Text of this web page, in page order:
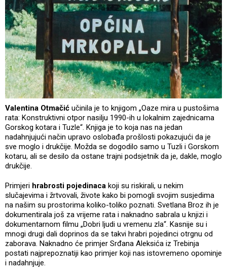
Valentina Otmačić učinila je to knjigom „Oaze mira u pustošima
rata: Konstruktivni otpor nasilju 1990-ih u lokalnim zajednicama
Gorskog kotara i Tuzle“. Knjiga je to koja nas na jedan
nadahnjujući način upravo oslobađa prošlosti pokazujući da je
sve moglo i drukčije. Možda se dogodilo samo u Tuzli i Gorskom
kotaru, ali se desilo da ostane trajni podsjetnik da je, dakle, moglo
drukčije.
Primjeri hrabrosti pojedinaca koji su riskirali, u nekim
slučajevima i žrtvovali, živote kako bi pomogli svojim susjedima
na našim su prostorima koliko-toliko poznati. Svetlana Broz ih je
dokumentirala još za vrijeme rata i naknadno sabrala u knjizi i
dokumentarnom filmu „Dobri ljudi u vremenu zla“. Kasnije su i
mnogi drugi dali doprinos da se takvi hrabri pojedinci otrgnu od
zaborava. Naknadno će primjer Srđana Aleksića iz Trebinja
postati najprepoznatiji kao primjer koji nas istovremeno opominje
i nadahnjuje.